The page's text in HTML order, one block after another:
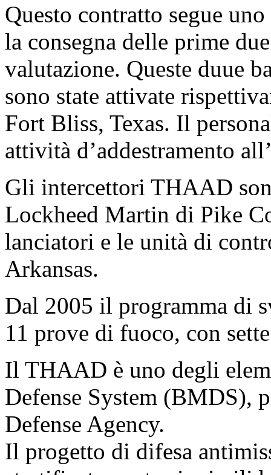
Questo contratto segue
la consegna delle prime
valutazione. Queste duue
sono state attivate
Fort Bliss, Texas. Il
attività d’addestramento
Gli intercettori THAAD
Lockheed Martin di Pike
lanciatori e le unità di
Arkansas.
Dal 2005 il programma di
11 prove di fuoco, con
Il THAAD è uno degli
Defense System (BMDS),
Defense Agency.
Il progetto di difesa